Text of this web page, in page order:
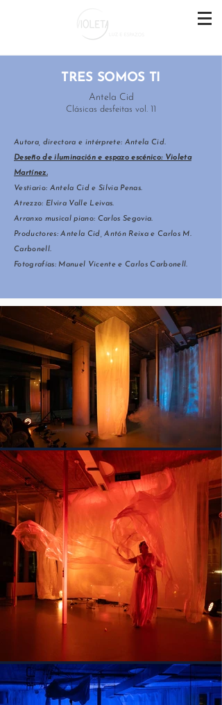
TRES SOMOS TI
Antela Cid
Clásicas desfeitas vol. 11
Autora, directora e intérprete: Antela Cid.
Deseño de iluminación e espazo escénico: Violeta
Martínez.
Vestiario: Antela Cid e Silvia Penas.
Atrezzo: Elvira Valle Leivas.
Arranxo musical piano: Carlos Segovia.
Productores: Antela Cid, Antón Reixa e Carlos M.
Carbonell.
Fotografías: Manuel Vicente e Carlos Carbonell.